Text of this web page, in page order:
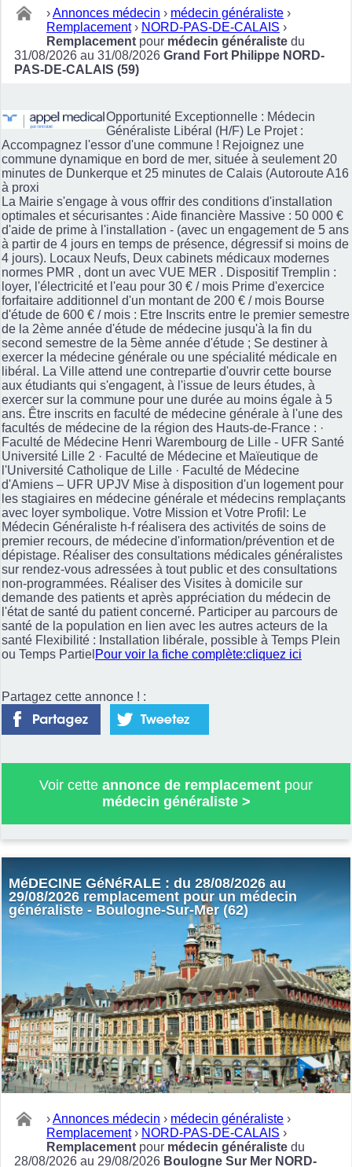
›Annonces médecin › médecin généraliste ›
Remplacement › NORD-PAS-DE-CALAIS ›
Remplacement pour médecin généraliste du
31/08/2026 au 31/08/2026 Grand Fort Philippe NORD-
PAS-DE-CALAIS (59)
Opportunité Exceptionnelle : Médecin
Généraliste Libéral (H/F) Le Projet :
Accompagnez l'essor d'une commune ! Rejoignez une
commune dynamique en bord de mer, située à seulement 20
minutes de Dunkerque et 25 minutes de Calais (Autoroute A16
à proxi
La Mairie s'engage à vous offrir des conditions d'installation
optimales et sécurisantes : Aide financière Massive : 50 000 €
d'aide de prime à l'installation - (avec un engagement de 5 ans
à partir de 4 jours en temps de présence, dégressif si moins de
4 jours). Locaux Neufs, Deux cabinets médicaux modernes
normes PMR , dont un avec VUE MER . Dispositif Tremplin :
loyer, l'électricité et l'eau pour 30 € / mois Prime d'exercice
forfaitaire additionnel d'un montant de 200 € / mois Bourse
d'étude de 600 € / mois : Etre Inscrits entre le premier semestre
de la 2ème année d'étude de médecine jusqu'à la fin du
second semestre de la 5ème année d'étude ; Se destiner à
exercer la médecine générale ou une spécialité médicale en
libéral. La Ville attend une contrepartie d'ouvrir cette bourse
aux étudiants qui s'engagent, à l'issue de leurs études, à
exercer sur la commune pour une durée au moins égale à 5
ans. Être inscrits en faculté de médecine générale à l'une des
facultés de médecine de la région des Hauts-de-France : ·
Faculté de Médecine Henri Warembourg de Lille - UFR Santé
Université Lille 2 · Faculté de Médecine et Maïeutique de
l'Université Catholique de Lille · Faculté de Médecine
d'Amiens – UFR UPJV Mise à disposition d'un logement pour
les stagiaires en médecine générale et médecins remplaçants
avec loyer symbolique. Votre Mission et Votre Profil: Le
Médecin Généraliste h-f réalisera des activités de soins de
premier recours, de médecine d'information/prévention et de
dépistage. Réaliser des consultations médicales généralistes
sur rendez-vous adressées à tout public et des consultations
non-programmées. Réaliser des Visites à domicile sur
demande des patients et après appréciation du médecin de
l'état de santé du patient concerné. Participer au parcours de
santé de la population en lien avec les autres acteurs de la
santé Flexibilité : Installation libérale, possible à Temps Plein
ou Temps Partiel Pour voir la fiche complète:cliquez ici
Partagez cette annonce ! :
Voir cette annonce de remplacement pour
médecin généraliste>
MéDECINE GéNéRALE : du 28/08/2026 au
29/08/2026 remplacement pour un médecin
généraliste - Boulogne-Sur-Mer (62)
›Annonces médecin › médecin généraliste ›
Remplacement › NORD-PAS-DE-CALAIS ›
Remplacement pour médecin généraliste du
28/08/2026 au 29/08/2026 Boulogne Sur Mer NORD-